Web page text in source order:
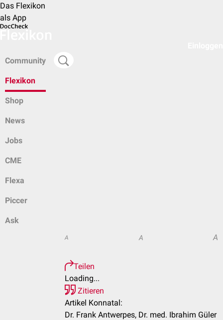
Das Flexikon
als App
Community
Flexikon
Shop
News
Jobs
CME
Flexa
Piccer
Ask
A A A
Teilen
Loading...
Zitieren
Artikel Konnatal:
Dr. Frank Antwerpes, Dr. med. Ibrahim Güler